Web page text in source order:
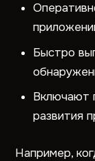
Быстро
Включают
развития
Например,